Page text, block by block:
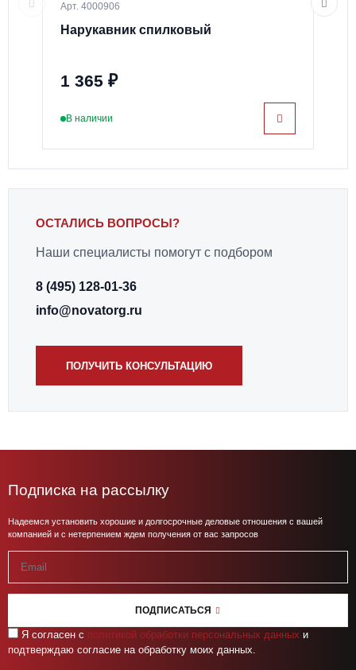
Арт. 4000906
Нарукавник спилковый
1 365 ₽
В наличии
Арт.
ОСТАЛИСЬ ВОПРОСЫ?
Наши специалисты помогут с подбором
8 (495) 128-01-36
info@novatorg.ru
ПОЛУЧИТЬ КОНСУЛЬТАЦИЮ
Подписка на рассылку
Надеемся установить хорошие и долгосрочные деловые отношения с вашей
компанией и с нетерпением ждем получения от вас запросов
ПОДПИСАТЬСЯ
Я согласен с политикой обработки персональных данных и
подтверждаю согласие на обработку моих данных.